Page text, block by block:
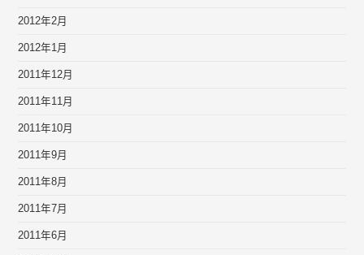
2012年2月
2012年1月
2011年12月
2011年11月
2011年10月
2011年9月
2011年8月
2011年7月
2011年6月